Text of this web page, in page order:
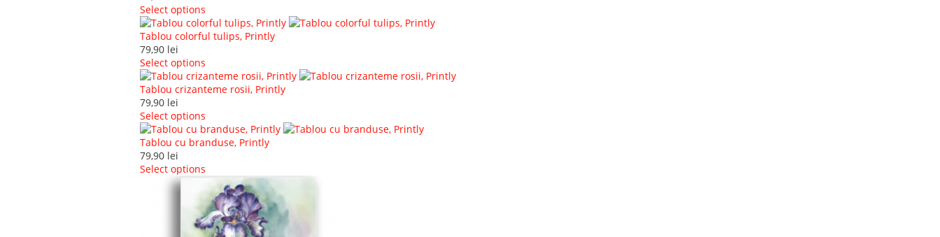
Select options
Tablou colorful tulips, Printly
79,90 lei
Select options
Tablou crizanteme rosii, Printly
79,90 lei
Select options
Tablou cu branduse, Printly
79,90 lei
Select options